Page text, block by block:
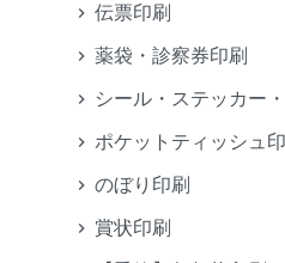
伝票印刷
薬袋・診察券印刷
シール・ステッカー
ポケットティッシュ
のぼり印刷
賞状印刷